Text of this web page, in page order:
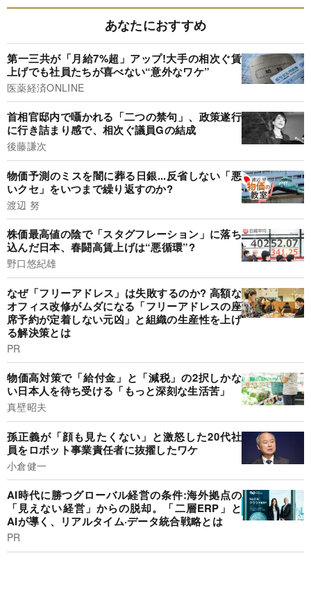
あなたにおすすめ
第一三共が「月給7%超」アップ!大手の相次ぐ賃
上げでも社員たちが喜べない“意外なワケ”
医薬経済ONLINE
首相官邸内で囁かれる「二つの禁句」、政策遂行
に行き詰まり感で、相次ぐ議員Gの結成
後藤謙次
物価予測のミスを闇に葬る日銀...反省しない「悪
いクセ」をいつまで繰り返すのか?
渡辺 努
株価最高値の陰で「スタグフレーション」に落ち
込んだ日本、春闘高賃上げは“悪循環”?
野口悠紀雄
なぜ「フリーアドレス」は失敗するのか? 高額な
オフィス改修がムダになる「フリーアドレスの座
席予約が定着しない元凶」と組織の生産性を上げ
る解決策とは
PR
物価高対策で「給付金」と「減税」の2択しかな
い日本人を待ち受ける「もっと深刻な生活苦」
真壁昭夫
孫正義が「顔も見たくない」と激怒した20代社
員をロボット事業責任者に抜擢したワケ
小倉健一
AI時代に勝つグローバル経営の条件:海外拠点の
「見えない経営」からの脱却。「二層ERP」と
AIが導く、リアルタイム·データ統合戦略とは
PR